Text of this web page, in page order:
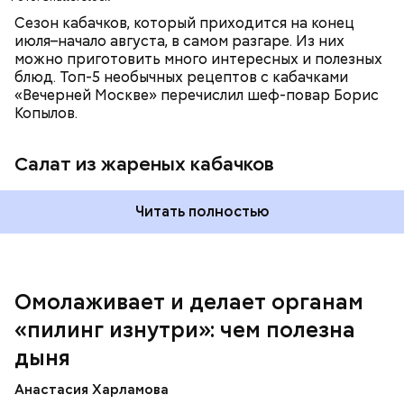
Сезон кабачков, который приходится на конец
июля–начало августа, в самом разгаре. Из них
можно приготовить много интересных и полезных
блюд. Топ-5 необычных рецептов с кабачками
«Вечерней Москве» перечислил шеф-повар Борис
Копылов.
Салат из жареных кабачков
Читать полностью
Омолаживает и делает органам
«пилинг изнутри»: чем полезна
дыня
Анастасия Харламова
кремний — укрепляет кости, зубы, волосы и
ногти и оказывает омолаживающее действие;
клетчатка — достаточно нежная и забирает
излишки холестерина, сахара и соли тяжелых
фолиевая кислота (в большом количестве) —
она необходима беременным женщинам,
— В момент стресса он держит сосуды под
Вред дыни
А врач-эндокринолог Алексей Калинчев рассказал,
что существует множество блюд, где используют